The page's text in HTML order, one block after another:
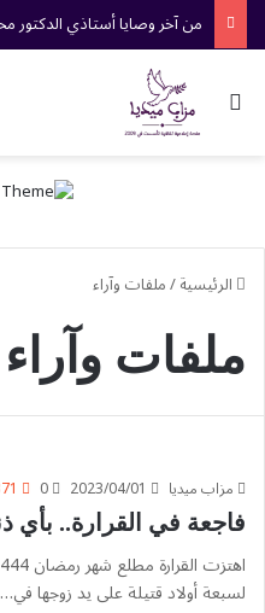
من آخر وصايا أستاذي الدكتور
بحث عن
الرئيسية/ملفات وآراء
ملفات وآراء
مزاب ميديا 2023/04/01
0
فاجعة في القرارة.. بأي
لسبعة أولاد قتيلة على يد زوجها في…